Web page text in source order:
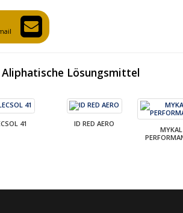
Aliphatische Lösungsmittel
41 ID RED AERO